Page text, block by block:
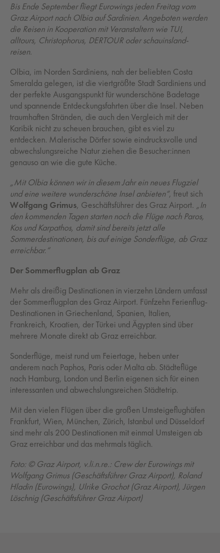
Bis Ende September fliegt Eurowings jeden Freitag vom
Graz Airport nach Olbia auf Sardinien. Angeboten werden
die Reisen in Kooperation mit Veranstaltern wie TUI,
alltours, Christophorus, DERTOUR oder schauinsland-
reisen.
Olbia, im Norden Sardiniens, nah der beliebten Costa
Smeralda gelegen, ist die viertgrößte Stadt Sardiniens und
der perfekte Ausgangspunkt für wunderschöne Badetage
und spannende Entdeckungsfahrten über die Insel. Neben
traumhaften Stränden, die auch den Vergleich mit der
Karibik nicht zu scheuen brauchen, gibt es viel zu
entdecken. Malerische Dörfer sowie eindrucksvolle und
abwechslungsreiche Natur ziehen die Besucher:innen
genauso an wie die gute Küche.
„Mit Olbia können wir in diesem Jahr ein neues Flugziel
und eine weitere wunderschöne Insel anbieten“, freut sich
Wolfgang Grimus, Geschäftsführer des Graz Airport. „In
den kommenden Tagen starten noch die Flüge nach Paros,
Kos und Karpathos, damit sind bereits jetzt alle
Sommerdestinationen, bis auf einige Sonderflüge, ab Graz
erreichbar.“
Der Sommerflugplan ab Graz
Mehr als dreißig Destinationen in vierzehn Ländern umfasst
der Sommerflugplan des Graz Airport. Fünfzehn Ferienflug-
Destinationen in Griechenland, Spanien, Italien,
Frankreich, Kroatien, der Türkei und Ägypten sind über
mehrere Monate direkt ab Graz erreichbar.
Sonderflüge, meist rund um Feiertage, heben unter
anderem nach Paphos, Paris oder Malta ab. Städteflüge
nach Hamburg, London und Berlin eigenen sich für einen
interessanten und abwechslungsreichen Städtetrip.
Mit den vielen Flügen über die großen Umsteigeflughäfen
Frankfurt, Wien, München, Zürich, Istanbul und Düsseldorf
sind mehr als 200 Destinationen mit einmal Umsteigen ab
Graz erreichbar und das mehrmals täglich.
Foto: © Graz Airport, v.li.n.re.: Crew der Eurowings mit
Wolfgang Grimus (Geschäftsführer Graz Airport), Roland
Hladin (Eurowings), Ulrike Grochot (Graz Airport), Jürgen
Löschnig (Geschäftsführer Graz Airport)